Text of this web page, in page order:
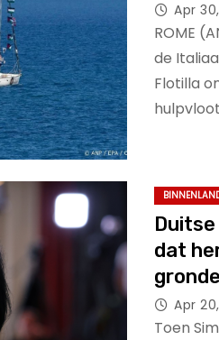
Apr
ROME
de
Flotilla
dat
Apr
Toen